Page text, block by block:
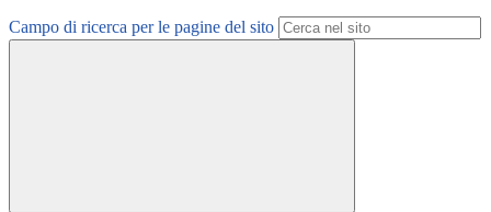
Campo di ricerca per le pagine del sito